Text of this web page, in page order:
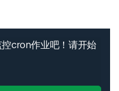
cron作业吧！请开始